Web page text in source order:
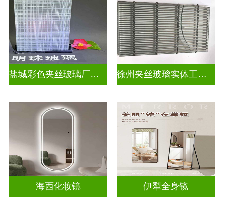
盐城彩色夹丝玻璃厂招聘 徐州夹丝玻璃实体工厂地址
海西化妆镜 伊犁全身镜